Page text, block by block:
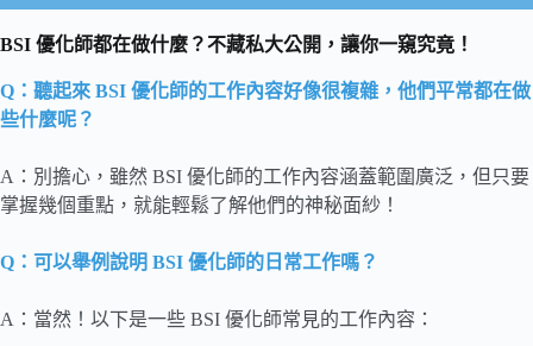
BSI 優化師都在做什麼？不藏私大公開，讓你一窺究竟！
Q：聽起來 BSI 優化師的工作內容好像很複雜，他們平常都在做
些什麼呢？
A：別擔心，雖然 BSI 優化師的工作內容涵蓋範圍廣泛，但只要
掌握幾個重點，就能輕鬆了解他們的神秘面紗！
Q：可以舉例說明 BSI 優化師的日常工作嗎？
A：當然！以下是一些 BSI 優化師常見的工作內容：